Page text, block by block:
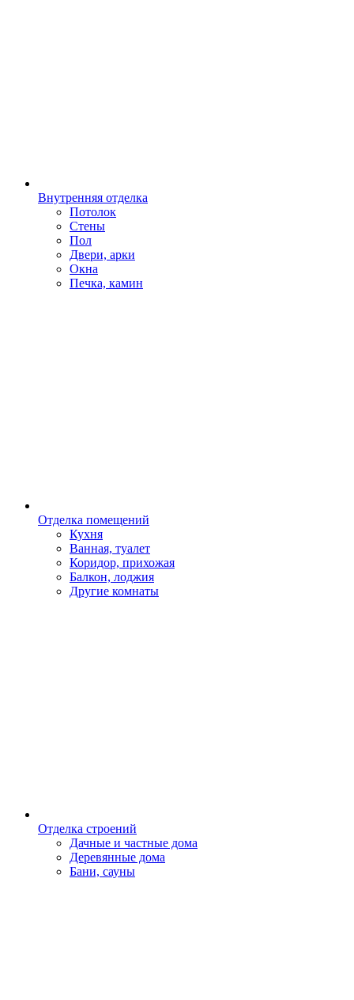
Внутренняя отделка
Потолок
Стены
Пол
Двери, арки
Окна
Печка, камин
Отделка помещений
Кухня
Ванная, туалет
Коридор, прихожая
Балкон, лоджия
Другие комнаты
Отделка строений
Дачные и частные дома
Деревянные дома
Бани, сауны